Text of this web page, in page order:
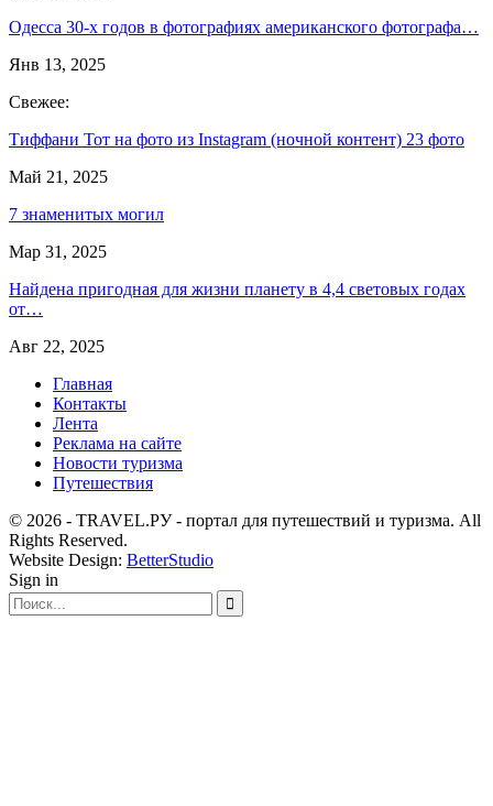
Одесса 30-х годов в фотографиях американского фотографа…
Янв 13, 2025
Свежее:
Тиффани Тот на фото из Instagram (ночной контент) 23 фото
Май 21, 2025
7 знаменитых могил
Мар 31, 2025
Найдена пригодная для жизни планету в 4,4 световых годах
от…
Авг 22, 2025
Главная
Контакты
Лента
Реклама на сайте
Новости туризма
Путешествия
© 2026 - TRAVEL.РУ - портал для путешествий и туризма. All
Rights Reserved.
Website Design: BetterStudio
Sign in